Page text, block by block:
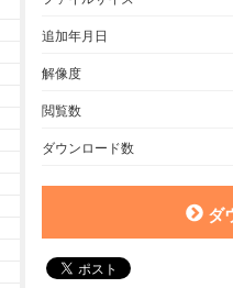
追加年月日
解像度
閲覧数
ダウンロード数
ダ